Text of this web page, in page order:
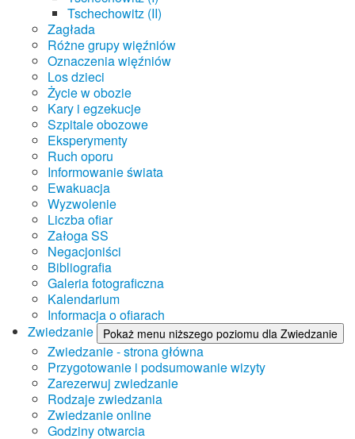
Tschechowitz (II)
Zagłada
Różne grupy więźniów
Oznaczenia więźniów
Los dzieci
Życie w obozie
Kary i egzekucje
Szpitale obozowe
Eksperymenty
Ruch oporu
Informowanie świata
Ewakuacja
Wyzwolenie
Liczba ofiar
Załoga SS
Negacjoniści
Bibliografia
Galeria fotograficzna
Kalendarium
Informacja o ofiarach
Zwiedzanie
Pokaż menu niższego poziomu dla Zwiedzanie
Zwiedzanie - strona główna
Przygotowanie i podsumowanie wizyty
Zarezerwuj zwiedzanie
Rodzaje zwiedzania
Zwiedzanie online
Godziny otwarcia